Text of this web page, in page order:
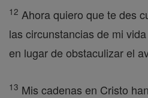
12 Ahora quiero que te des
las circunstancias de mi
en lugar de obstaculizar el
13 Mis cadenas en Cristo